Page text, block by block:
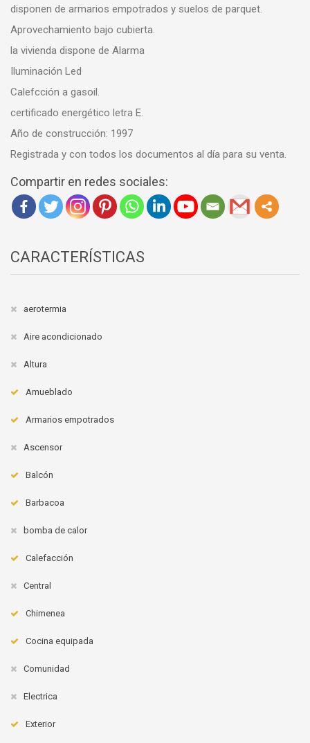
disponen de armarios empotrados y suelos de parquet.
Aprovechamiento bajo cubierta.
la vivienda dispone de Alarma
Iluminación Led
Calefcción a gasoil.
certificado energético letra E.
Año de construcción: 1997
Registrada y con todos los documentos al día para su venta.
Compartir en redes sociales:
CARACTERÍSTICAS
aerotermia
Aire acondicionado
Altura
Amueblado
Armarios empotrados
Ascensor
Balcón
Barbacoa
bomba de calor
Calefacción
Central
Chimenea
Cocina equipada
Comunidad
Electrica
Exterior